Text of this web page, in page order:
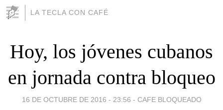
LA TECLA CON CAFÉ
Hoy, los jóvenes cubanos
en jornada contra bloqueo
16 DE OCTUBRE DE 2016 - 23:56 - CAFE BLOQUEADO